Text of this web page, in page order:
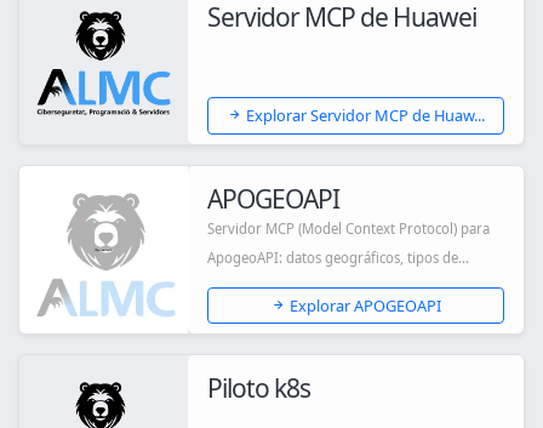
Servidor MCP de Huawei
Explorar Servidor MCP de Huaw...
APOGEOAPI
Servidor MCP (Model Context Protocol) para
ApogeoAPI: datos geográficos, tipos de
cambio e...
Explorar APOGEOAPI
Piloto k8s